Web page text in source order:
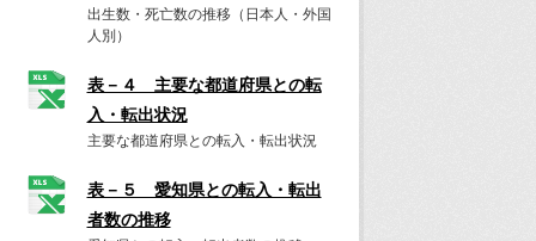
出生数・死亡数の推移（日本人・外国
人別）
表－４ 主要な都道府県との転
入・転出状況
主要な都道府県との転入・転出状況
表－５ 愛知県との転入・転出
者数の推移